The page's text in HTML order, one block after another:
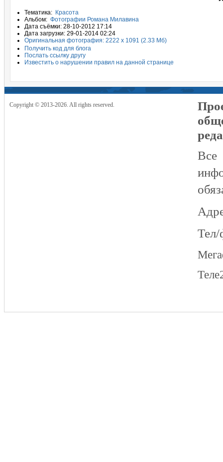
Тематика: Красота
Альбом: Фотографии Романа Милавина
Дата съёмки: 28-10-2012 17:14
Дата загрузки: 29-01-2014 02:24
Оригинальная фотография: 2222 x 1091 (2.33 Мб)
Получить код для блога
Послать ссылку другу
Известить о нарушении правил на данной странице
Copyright © 2013-2026. All rights reserved.